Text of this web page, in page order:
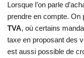
Lorsque l’on parle
prendre en compte. On
TVA, où certains
taxe en proposant des
est aussi possible de